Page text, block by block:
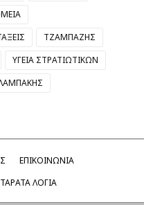
ΤΖΑΜΠΑΖΗΣ
ΥΓΕΙΑ ΣΤΡΑΤΙΩΤΙΚΩΝ
ΕΠΙΚΟΙΝΩΝΙΑ
ΛΟΓΙΑ